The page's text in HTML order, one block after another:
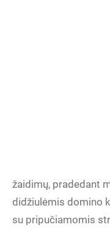
žaidimų, pradedant
didžiulėmis domino
su pripučiamomis